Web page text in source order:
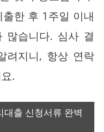
한 후 1주일 이내
많습니다. 심사 결
려지니, 항상 연락
.
출 신청서류 완벽